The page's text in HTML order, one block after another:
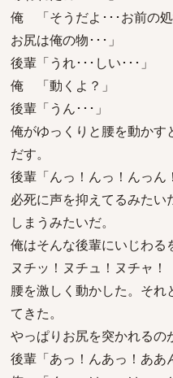
俺 「そうだよ･･･お前の
お尻は俺の物･･･」
後輩「うれ･･･しい･･･」
俺 「動くよ？」
後輩「うん･･･」
俺がゆっくりと腰を動かす
だす。
後輩「んっ！んっ！んっん
必死に声を抑えてるみたい
しまうみたいだ。
俺はそんな後輩にいじわる
ヌチッ！ヌチュ！ヌチャ！
腰を激しく動かした。それ
てきた。
やっぱりお尻を突かれるの
後輩「あっ！んあっ！ああ